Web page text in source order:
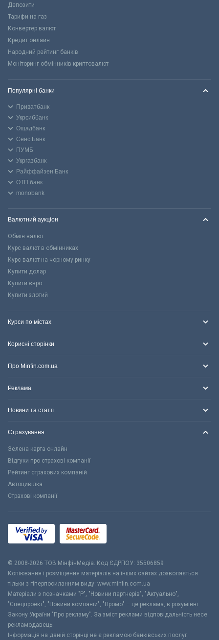
Депозити
Тарифи на газ
Конвертер валют
Кредит онлайн
Народний рейтинг банків
Моніторинг обмінників криптовалют
Популярні банки
Приватбанк
Укрсиббанк
Ощадбанк
Сенс Банк
ПУМБ
Укргазбанк
Райффайзен Банк
ОТП банк
monobank
Валютний аукціон
Обмін валют
Курс валют в обмінниках
Курс валют на чорному ринку
Купити долар
Купити євро
Купити злотий
Курси по містах
Корисні сторінки
Про Minfin.com.ua
Реклама
Новини та статті
Страхування
Зелена карта онлайн
Відгуки про страхові компанії
Рейтинг страхових компаній
Автоцивілка
Страхові компанії
© 2008-2026 ТОВ МiнфiнМедiа. Код ЄДРПОУ: 35506859
Копіювання і розміщення матеріалів на інших сайтах дозволяється
тільки з гіперпосиланням виду: www.minfin.com.ua
Матеріали з позначками "Р", "Новини партнерів", "Актуально",
"Спецпроект", "Новини компаній", "Промо" – це реклама, в розумінні
Закону України "Про рекламу". За зміст реклами відповідальність несе
рекламодавець.
Інформація на даній сторінці не є рекламою банківських послуг.